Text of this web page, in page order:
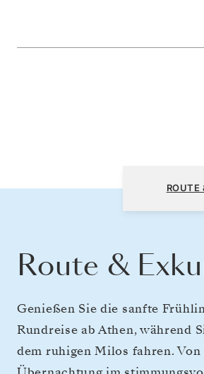
Athen (Piräus) nach Athen
ROUTE
Route &
Genießen Sie die sanfte
Rundreise ab Athen, während
dem ruhigen Milos fahren.